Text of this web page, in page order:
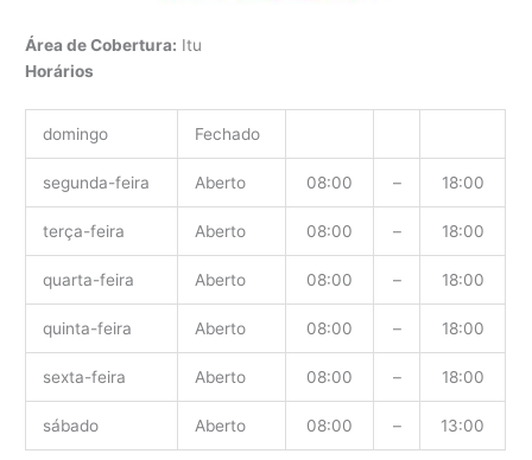
Área de Cobertura: Itu
Horários
domingo Fechado
segunda-feira Aberto 08:00 – 18:00
terça-feira Aberto 08:00 – 18:00
quarta-feira Aberto 08:00 – 18:00
quinta-feira Aberto 08:00 – 18:00
sexta-feira Aberto 08:00 – 18:00
sábado Aberto 08:00 – 13:00